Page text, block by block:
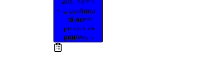
a confirma
că acest
produs se
potrivește